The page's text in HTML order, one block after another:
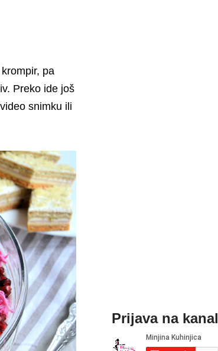
pa
Preko ide još
snimku ili
Prijava na kanal